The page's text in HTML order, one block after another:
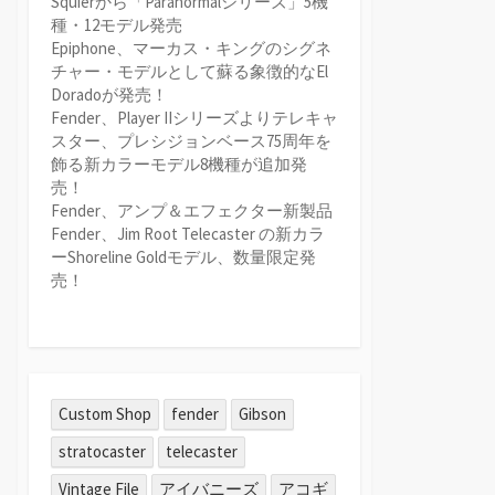
種・12モデル発売
Epiphone、マーカス・キングのシグネ
チャー・モデルとして蘇る象徴的なEl
Doradoが発売！
Fender、Player IIシリーズよりテレキャ
スター、プレシジョンベース75周年を
飾る新カラーモデル8機種が追加発
売！
Fender、アンプ＆エフェクター新製品
Fender、Jim Root Telecaster の新カラ
ーShoreline Goldモデル、数量限定発
売！
Custom Shop fender
Gibson
stratocaster
telecaster
Vintage File
アイバニーズ
アコギ